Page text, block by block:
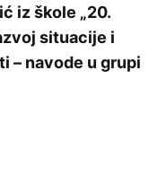
iz škole „20.
situacije i
– navode u grupi